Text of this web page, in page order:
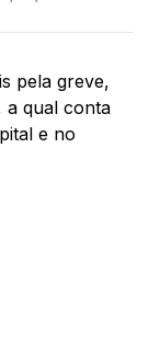
pela greve,
a qual conta
e no